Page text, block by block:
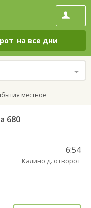
на все дни
местное
680
6:54
Калино д. отворот